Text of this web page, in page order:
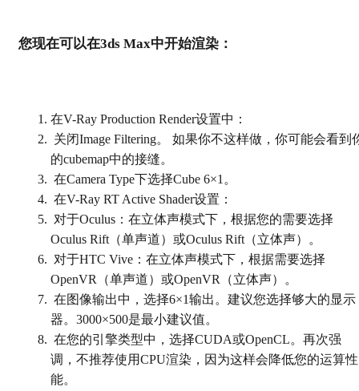
您现在可以在3ds Max中开始渲染：
在V-Ray Production Render设置中：
关闭Image Filtering。 如果你不这样做，你可能会看到
的cubemap中的接缝。
在Camera Type下选择Cube 6×1。
在V-Ray RT Active Shader设置：
对于Oculus：在立体声模式下，根据您的需要选择
Oculus Rift（单声道）或Oculus Rift（立体声）。
对于HTC Vive：在立体声模式下，根据需要选择
OpenVR（单声道）或OpenVR（立体声）。
在图像输出中，选择6×1输出。建议您选择够大的显示
器。3000×500是最小建议值。
在您的引擎类型中，选择CUDA或OpenCL。再次强
调，不推荐使用CPU渲染，因为这样会降低您的运算性
能。